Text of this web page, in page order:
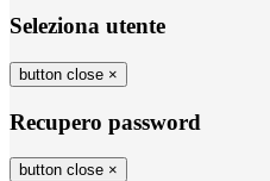
Seleziona utente
button close ×
Recupero password
button close ×